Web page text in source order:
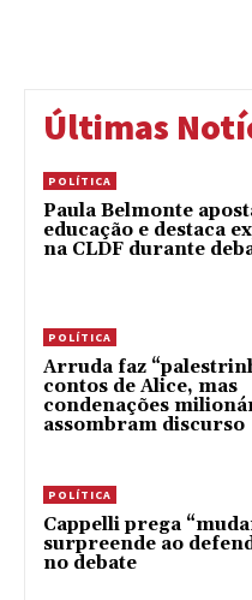
Últimas
POLÍTICA
Paula Belmonte
educação e destaca
na CLDF durante
POLÍTICA
Arruda faz
contos de Alice, mas
condenações
assombram discurso
POLÍTICA
Cappelli prega
surpreende ao
no debate